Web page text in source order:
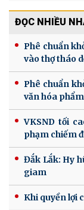
ĐỌC NHIỀU
Phê chuẩn
vào thợ tháo
Phê chuẩn
văn hóa
VKSND tối
phạm chiếm
Đắk Lắk: Hy
giam
Khi quyền lợi